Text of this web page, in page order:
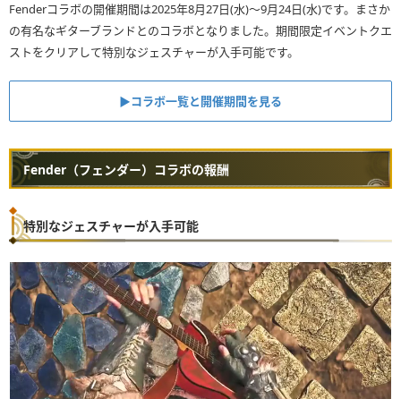
Fenderコラボの開催期間は2025年8月27日(水)～9月24日(水)です。まさか
の有名なギターブランドとのコラボとなりました。期間限定イベントクエ
ストをクリアして特別なジェスチャーが入手可能です。
▶︎コラボ一覧と開催期間を見る
Fender（フェンダー）コラボの報酬
特別なジェスチャーが入手可能